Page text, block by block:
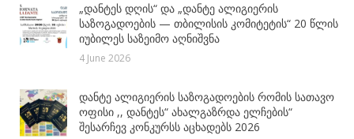
„დანტეს დღის“ და „დანტე ალიგიერის
საზოგადოების — თბილისის კომიტეტის“ 20 წლის
იუბილეს საზეიმო აღნიშვნა
4 June 2026
დანტე ალიგიერის საზოგადოების რომის სათავო
ოფისი ,, დანტეს“ ახალგაზრდა ელჩების“
შესარჩევ კონკურსს აცხადებს 2026